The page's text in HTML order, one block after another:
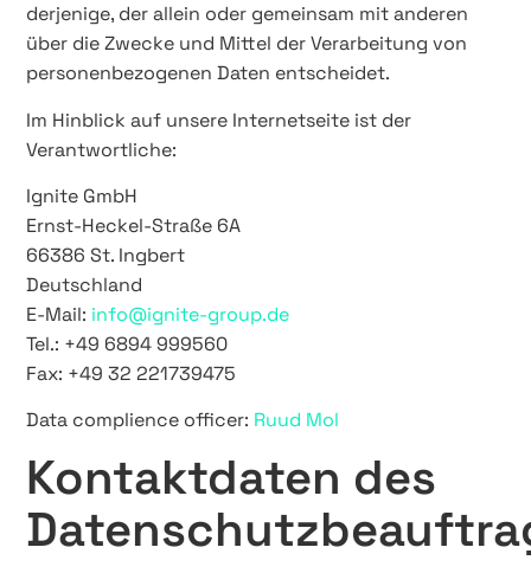
derjenige, der allein oder gemeinsam mit anderen
über die Zwecke und Mittel der Verarbeitung von
personenbezogenen Daten entscheidet.
Im Hinblick auf unsere Internetseite ist der
Verantwortliche:
Ignite GmbH
Ernst-Heckel-Straße 6A
66386 St. Ingbert
Deutschland
E-Mail: info@ignite-group.de
Tel.: +49 6894 999560
Fax: +49 32 221739475
Data complience officer: Ruud Mol
Kontaktdaten des